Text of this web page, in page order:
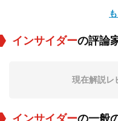
役：Debbie De Luca
役：
インサイダーの評論
現在解説レ
インサイダーの一般